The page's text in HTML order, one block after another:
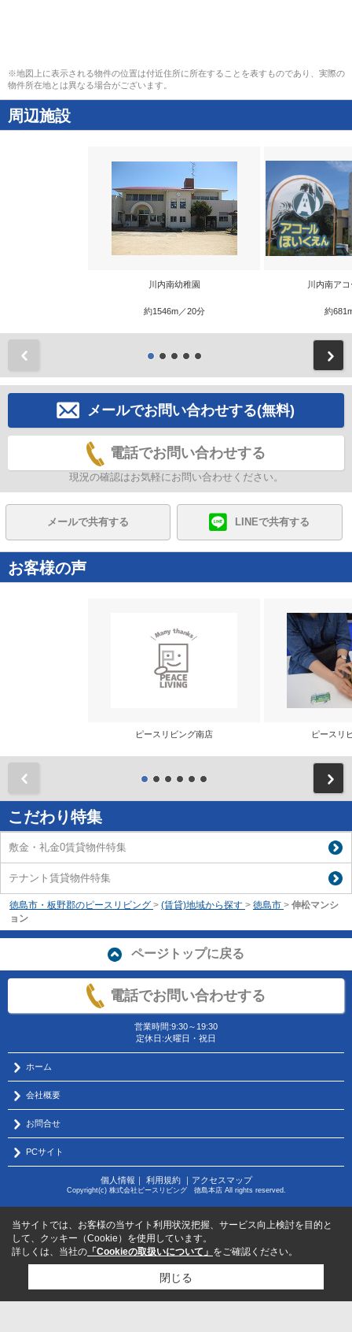
※地図上に表示される物件の位置は付近住所に所在することを表すものであり、実際の
物件所在地とは異なる場合がございます。
周辺施設
川内南幼稚園
約1546m／20分
川内南ア
約
メールでお問い合わせする(無料)
電話でお問い合わせする
現況の確認はお気軽にお問い合わせください。
メールで共有する LINEで共有する
お客様の声
ピースリビング南店 ピースリ
こだわり特集
敷金・礼金0賃貸物件特集
テナント賃貸物件特集
徳島市・板野郡のピースリビング > (賃貸)地域から探す > 徳島市 > 伸松マンシ
ョン
ページトップに戻る
電話でお問い合わせする
営業時間:9:30～19:30
定休日:火曜日・祝日
ホーム
会社概要
お問合せ
PCサイト
個人情報 利用規約｜ アクセスマップ
Copyright(c) 株式会社ピースリビング 徳島本店 All rights reserved.
当サイトでは、お客様の当サイト利用状況把握、サービス向上検討を目的と
して、クッキー（Cookie）を使用しています。
詳しくは、当社の 「Cookieの取扱いについて」 をご確認ください。
閉じる